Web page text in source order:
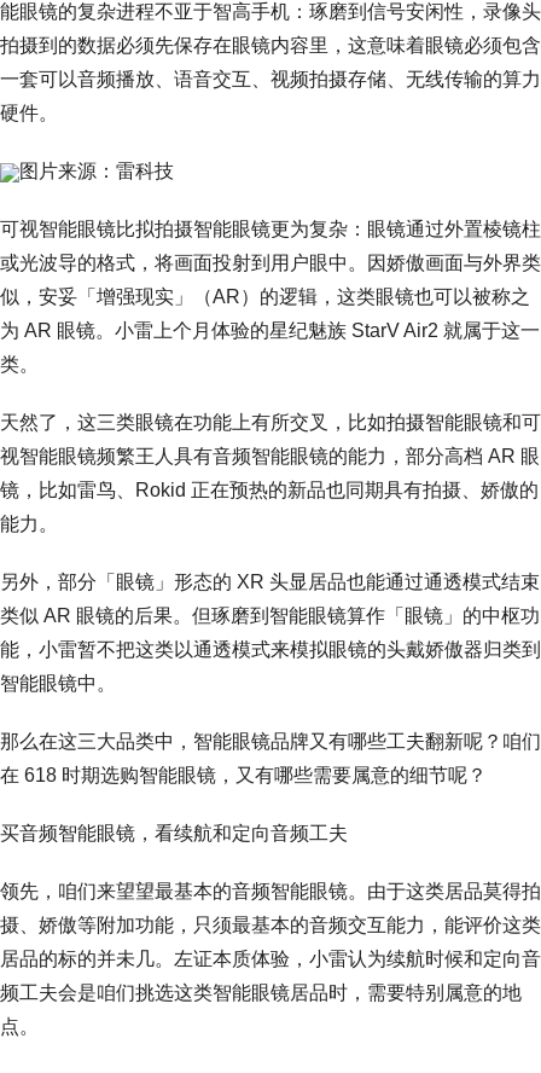
能眼镜的复杂进程不亚于智高手机：琢磨到信号安闲性，录像头
拍摄到的数据必须先保存在眼镜内容里，这意味着眼镜必须包含
一套可以音频播放、语音交互、视频拍摄存储、无线传输的算力
硬件。
图片来源：雷科技
可视智能眼镜比拟拍摄智能眼镜更为复杂：眼镜通过外置棱镜柱
或光波导的格式，将画面投射到用户眼中。因娇傲画面与外界类
似，安妥「增强现实」（AR）的逻辑，这类眼镜也可以被称之
为 AR 眼镜。小雷上个月体验的星纪魅族 StarV Air2 就属于这一
类。
天然了，这三类眼镜在功能上有所交叉，比如拍摄智能眼镜和可
视智能眼镜频繁王人具有音频智能眼镜的能力，部分高档 AR 眼
镜，比如雷鸟、Rokid 正在预热的新品也同期具有拍摄、娇傲的
能力。
另外，部分「眼镜」形态的 XR 头显居品也能通过通透模式结束
类似 AR 眼镜的后果。但琢磨到智能眼镜算作「眼镜」的中枢功
能，小雷暂不把这类以通透模式来模拟眼镜的头戴娇傲器归类到
智能眼镜中。
那么在这三大品类中，智能眼镜品牌又有哪些工夫翻新呢？咱们
在 618 时期选购智能眼镜，又有哪些需要属意的细节呢？
买音频智能眼镜，看续航和定向音频工夫
领先，咱们来望望最基本的音频智能眼镜。由于这类居品莫得拍
摄、娇傲等附加功能，只须最基本的音频交互能力，能评价这类
居品的标的并未几。左证本质体验，小雷认为续航时候和定向音
频工夫会是咱们挑选这类智能眼镜居品时，需要特别属意的地
点。